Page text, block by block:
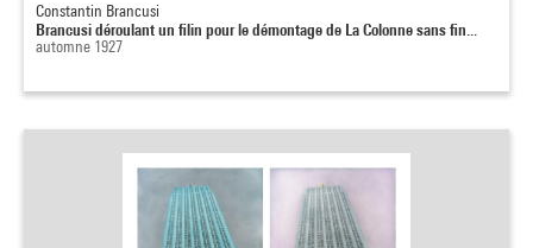
Constantin Brancusi
Brancusi déroulant un filin pour le démontage de La Colonne sans fin...
automne 1927